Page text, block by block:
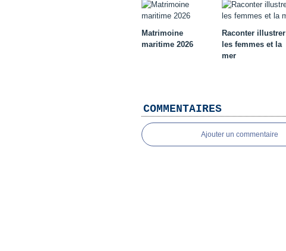
Matrimoine
maritime 2026
Raconter illustrer
les femmes et la
mer
COMMENTAIRES
Ajouter un commentaire